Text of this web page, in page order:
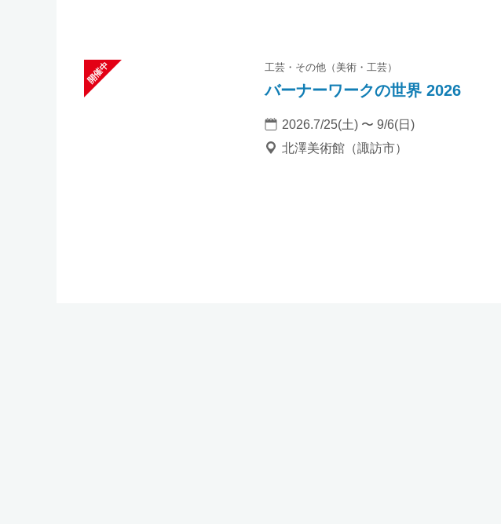
工芸 その他（美術・工芸）
バーナーワークの世界 2026
2026.7/25(土) 〜 9/6(日)
北澤美術館（諏訪市）